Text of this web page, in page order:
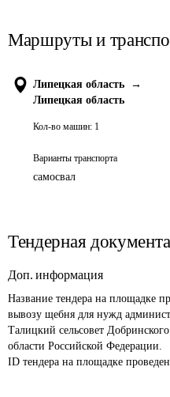
Маршруты и
Липецкая область
→
Липецкая область
Кол-во машин: 1
Варианты транспорта
самосвал
Тендерная
Доп. информация
Название тендера на площадке
вывозу щебня для нужд
Талицкий сельсовет
области Российской Федерации.
ID тендера на площадке